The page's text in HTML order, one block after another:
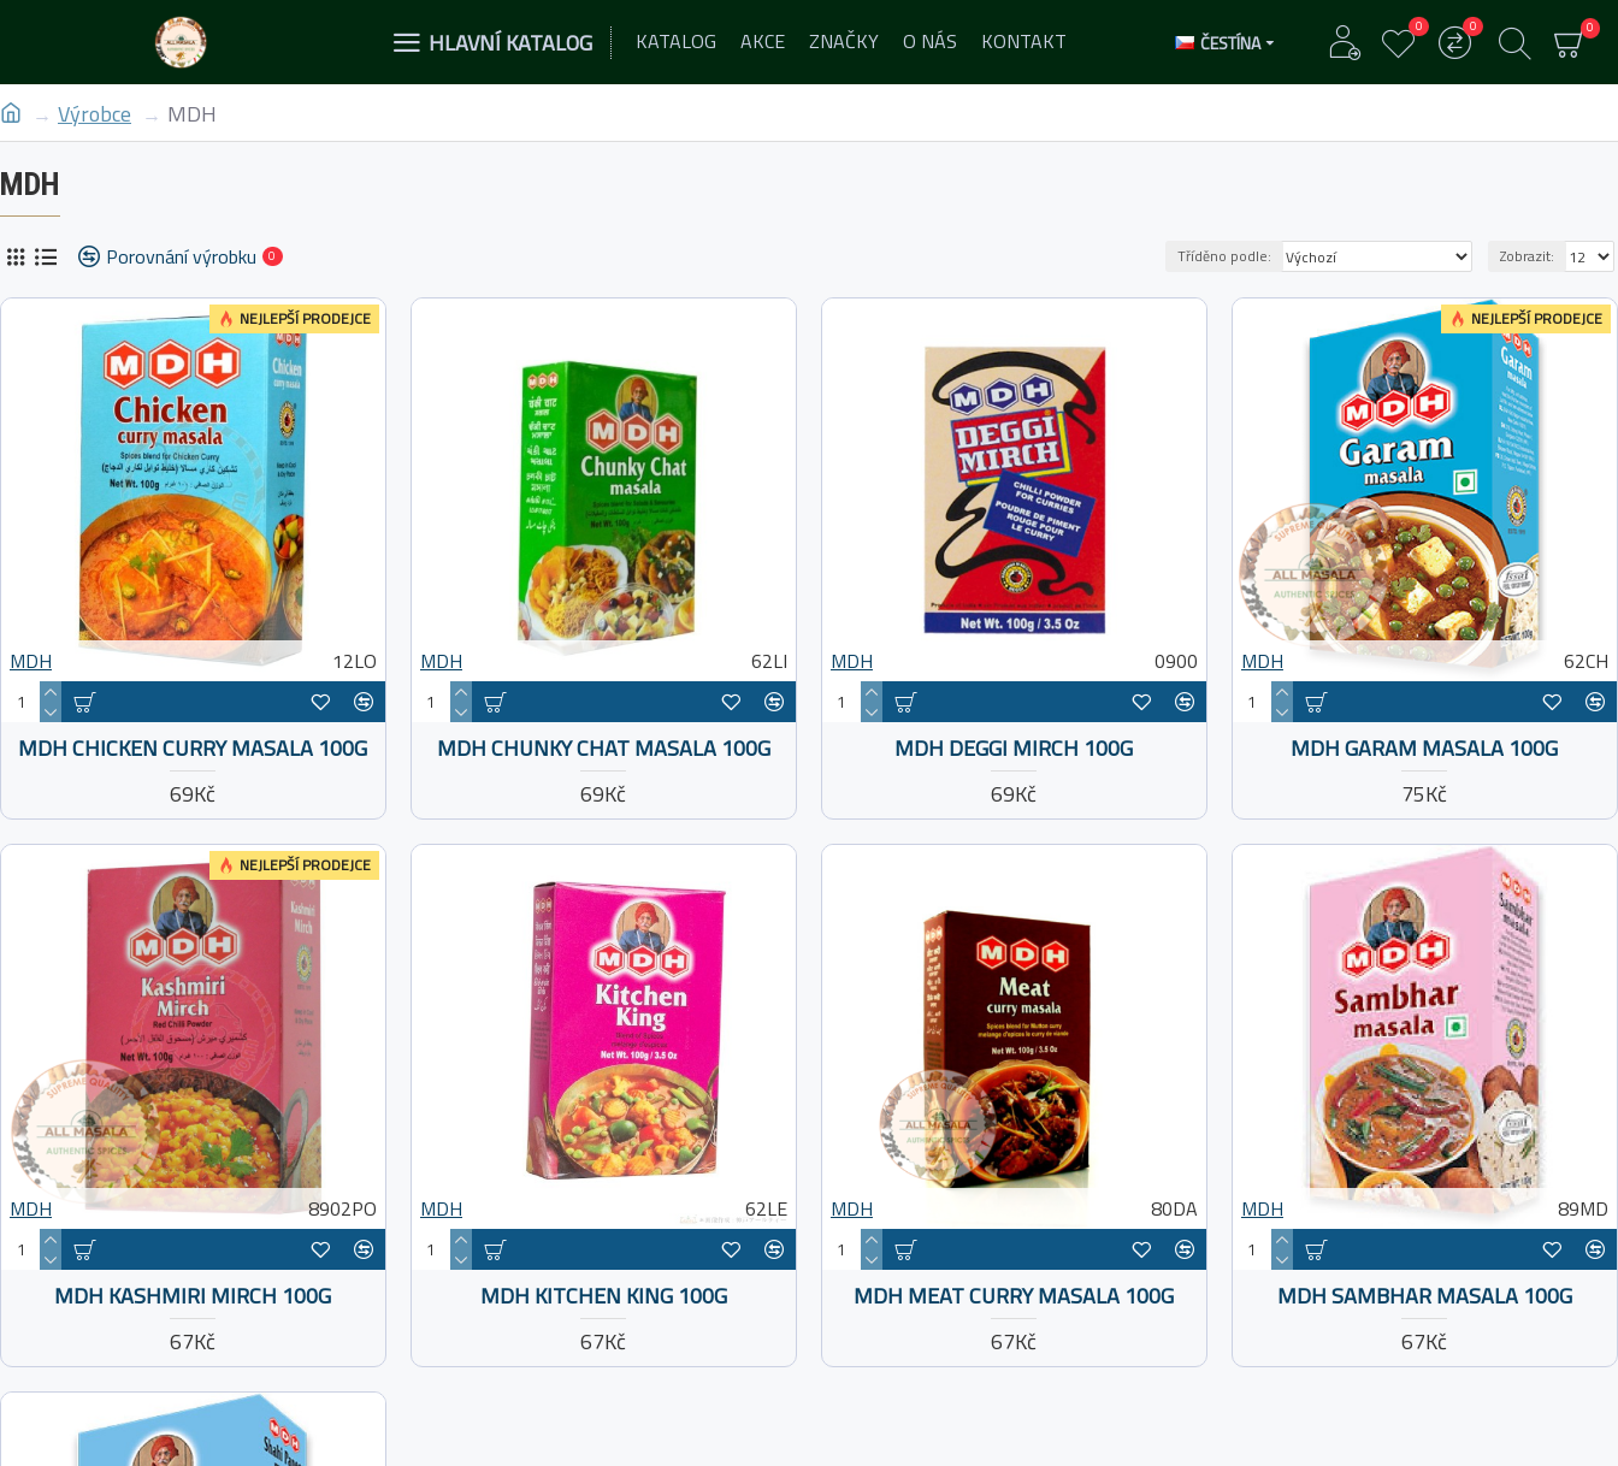
HLAVNÍ KATALOG KATALOG AKCE ZNAČKY O NÁS KONTAKT ČESTÍNA
0 0 0
Výrobce MDH
MDH
Porovnání výrobku 0 Tříděno podle: Zobrazit:
NEJLEPŠÍ PRODEJCE
MDH 12LO
MDH CHICKEN CURRY MASALA 100G
69Kč
MDH 62LI
MDH CHUNKY CHAT MASALA 100G
69Kč
MDH 0900
MDH DEGGI MIRCH 100G
69Kč
NEJLEPŠÍ PRODEJCE
MDH 62CH
MDH GARAM MASALA 100G
75Kč
NEJLEPŠÍ PRODEJCE
MDH 8902PO
MDH KASHMIRI MIRCH 100G
67Kč
MDH 62LE
MDH KITCHEN KING 100G
67Kč
MDH 80DA
MDH MEAT CURRY MASALA 100G
67Kč
MDH 89MD
MDH SAMBHAR MASALA 100G
67Kč